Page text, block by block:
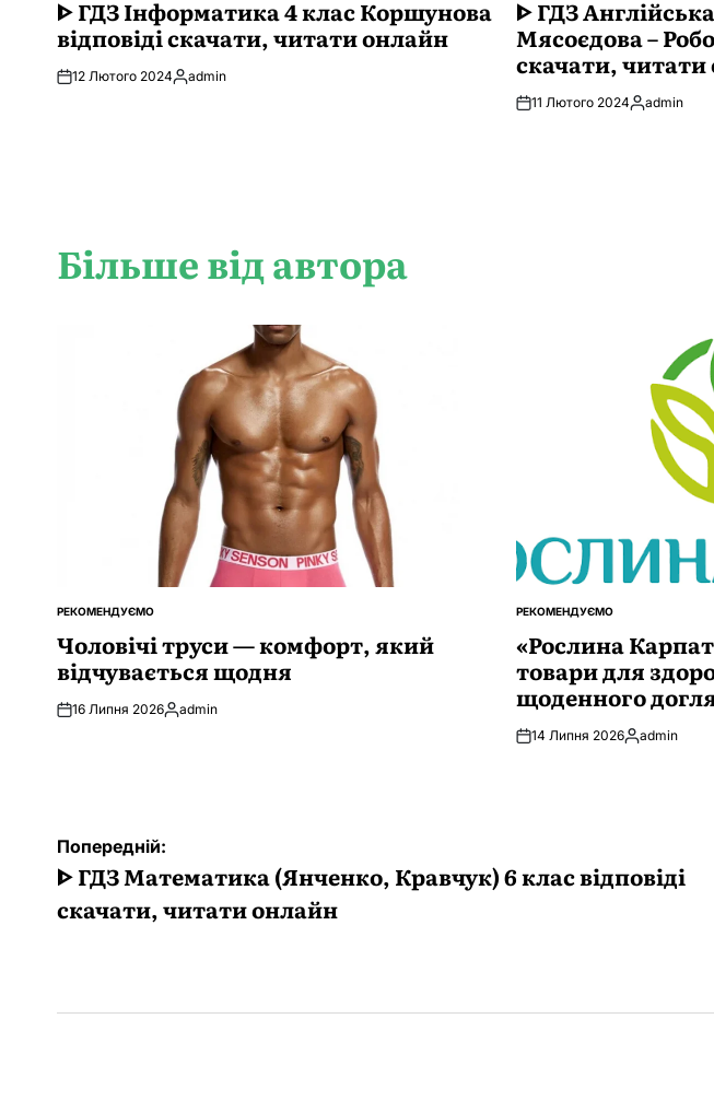
ᐈ ГДЗ Інформатика 4 клас Коршунова
відповіді скачати, читати онлайн
12 Лютого 2024Опубліковано
admin
ᐈ ГДЗ
Мясоєдова –
скачати,
11 Лютого 2024Опубліковано
admin
Більше від автора
ОПУБЛІКУВАТИ
РЕКОМЕНДУЄМО
Чоловічі труси — комфорт, який
відчувається щодня
16 Липня 2026Опубліковано
admin
ОПУБЛІКУВАТИ
РЕКОМЕНДУЄМО
«Рослина
товари для
щоденного
14 Липня 2026Опубліковано
admin
Навігація
записів
Попередній:
ᐈ ГДЗ Математика (Янченко, Кравчук) 6 клас відповіді
скачати, читати онлайн